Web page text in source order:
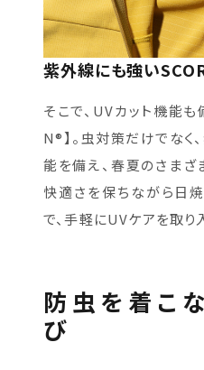
紫外線にも強い
そこで、UVカット機能
N®】。虫対策だけでな
能を備え、春夏のさまざ
快適さを保ちながら日
で、手軽にUVケアを取り
防虫を着こ
び